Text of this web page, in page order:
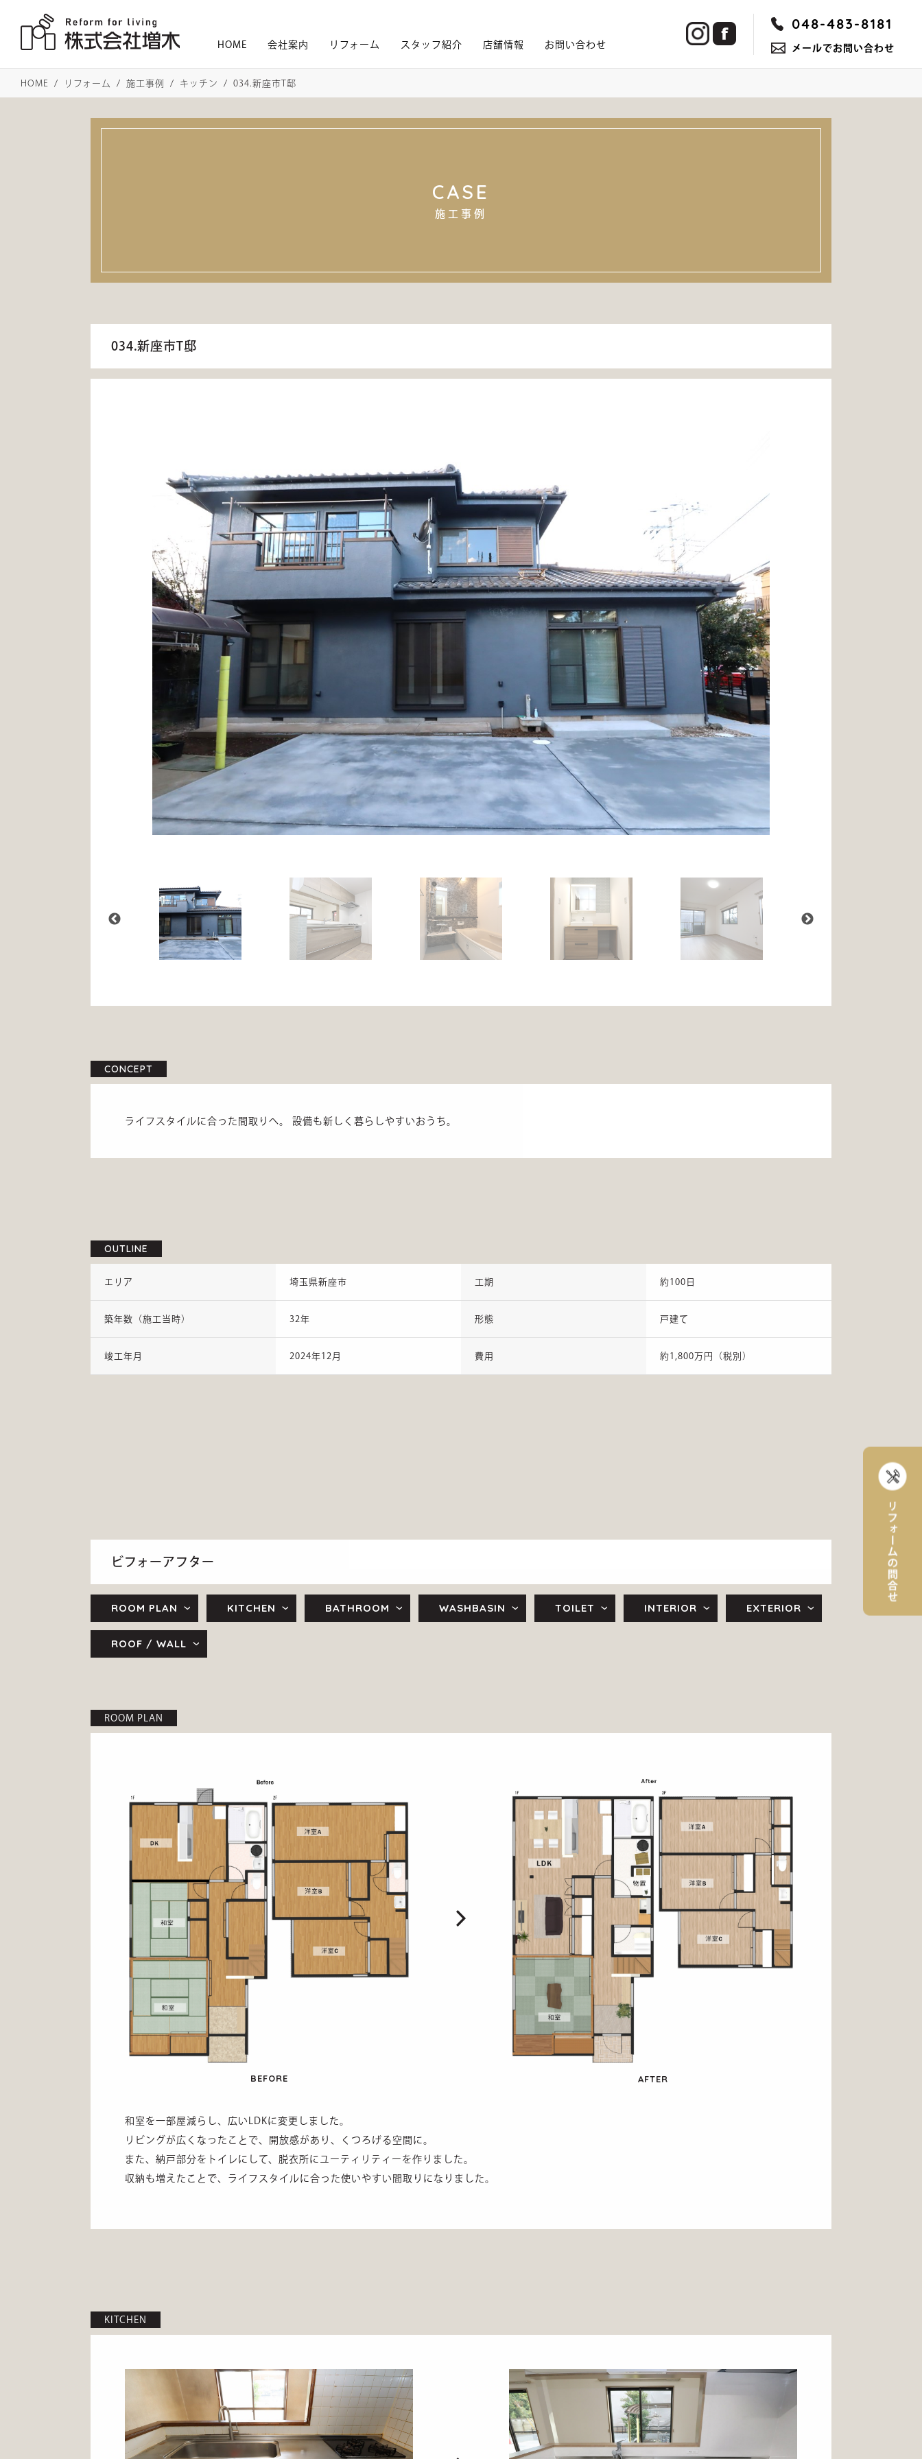
HOME 会社案内 リフォーム スタッフ紹介 店舗情報 お問い合わせ
048-483-8181
メールでお問い合わせ
HOME リフォーム 施工事例 キッチン 034.新座市T邸
CASE
施工事例
034.新座市T邸
CONCEPT
ライフスタイルに合った間取りへ。 設備も新しく暮らしやすいおうち。
OUTLINE
エリア 埼玉県新座市
築年数（施工当時） 32年
竣工年月 2024年12月
工期 約100日
形態 戸建て
費用 約1,800万円（税別）
ビフォーアフター
ROOM PLAN KITCHEN BATHROOM WASHBASIN TOILET INTERIOR EXTERIOR
ROOF / WALL
ROOM PLAN
和室を一部屋減らし、広いLDKに変更しました。
リビングが広くなったことで、開放感があり、くつろげる空間に。
また、納戸部分をトイレにして、脱衣所にユーティリティーを作りました。
収納も増えたことで、ライフスタイルに合った使いやすい間取りになりました。
KITCHEN